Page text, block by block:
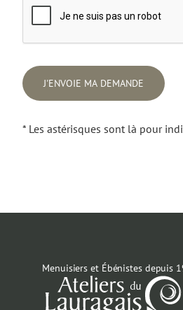
J'ENVOIE MA DEMANDE
* Les astérisques sont là pour
Menuisiers et Ébénistes depuis